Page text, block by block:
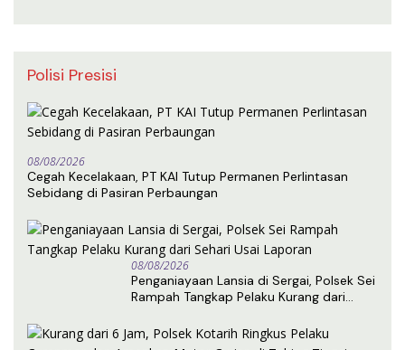
Polisi Presisi
08/08/2026
Cegah Kecelakaan, PT KAI Tutup Permanen Perlintasan
Sebidang di Pasiran Perbaungan
08/08/2026
Penganiayaan Lansia di Sergai, Polsek Sei
Rampah Tangkap Pelaku Kurang dari